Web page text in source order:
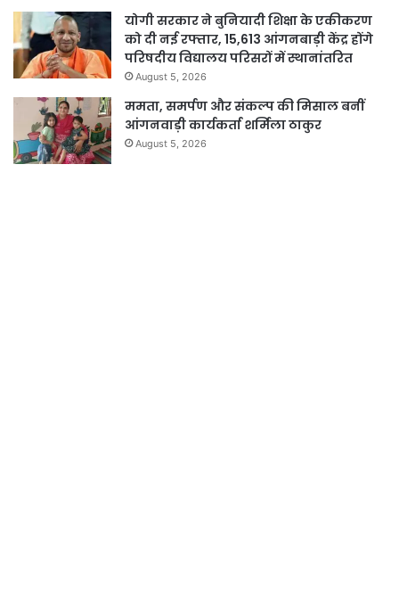
योगी सरकार ने बुनियादी शिक्षा के एकीकरण
को दी नई रफ्तार, 15,613 आंगनबाड़ी केंद्र होंगे
परिषदीय विद्यालय परिसरों में स्थानांतरित
August 5, 2026
ममता, समर्पण और संकल्प की मिसाल बनीं
आंगनवाड़ी कार्यकर्ता शर्मिला ठाकुर
August 5, 2026